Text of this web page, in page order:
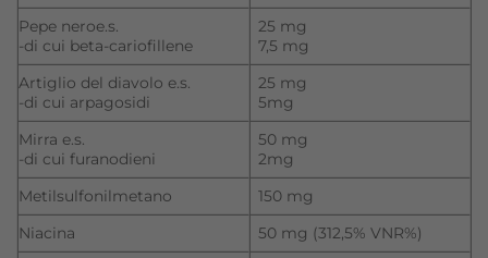
Pepe neroe.s.
-di cui beta-cariofillene
25 mg
7,5 mg
Artiglio del diavolo e.s.
-di cui arpagosidi
25 mg
5mg
Mirra e.s.
-di cui furanodieni
50 mg
2mg
Metilsulfonilmetano
150 mg
Niacina
50 mg (312,5% VNR%)